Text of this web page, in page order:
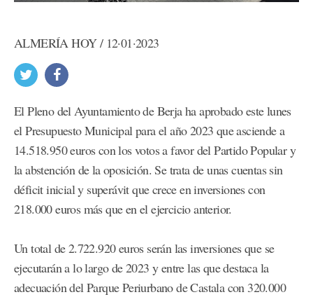
ALMERÍA HOY / 12·01·2023
El Pleno del Ayuntamiento de Berja ha aprobado este lunes
el Presupuesto Municipal para el año 2023 que asciende a
14.518.950 euros con los votos a favor del Partido Popular y
la abstención de la oposición. Se trata de unas cuentas sin
déficit inicial y superávit que crece en inversiones con
218.000 euros más que en el ejercicio anterior.
Un total de 2.722.920 euros serán las inversiones que se
ejecutarán a lo largo de 2023 y entre las que destaca la
adecuación del Parque Periurbano de Castala con 320.000